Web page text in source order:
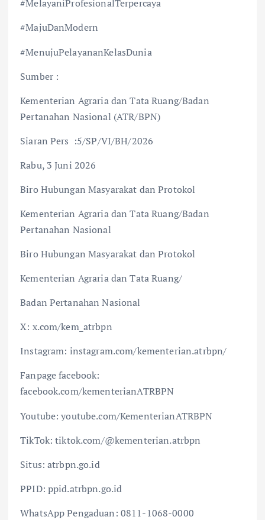
#MelayaniProfesionalTerpercaya
#MajuDanModern
#MenujuPelayananKelasDunia
Sumber :
Kementerian Agraria dan Tata Ruang/Badan
Pertanahan Nasional (ATR/BPN)
Siaran Pers :5/SP/VI/BH/2026
Rabu, 3 Juni 2026
Biro Hubungan Masyarakat dan Protokol
Kementerian Agraria dan Tata Ruang/Badan
Pertanahan Nasional
Biro Hubungan Masyarakat dan Protokol
Kementerian Agraria dan Tata Ruang/
Badan Pertanahan Nasional
X: x.com/kem_atrbpn
Instagram: instagram.com/kementerian.atrbpn/
Fanpage facebook:
facebook.com/kementerianATRBPN
Youtube: youtube.com/KementerianATRBPN
TikTok: tiktok.com/@kementerian.atrbpn
Situs: atrbpn.go.id
PPID: ppid.atrbpn.go.id
WhatsApp Pengaduan: 0811-1068-0000